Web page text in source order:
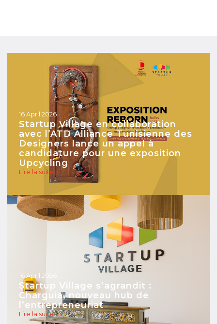
16 April 2026
Startup Village en collaboration
avec l’ATD Alliance Tunisienne des
Designers lance un appel à
candidature pour une exposition
Upcycling
Lire la suite
16 April 2026
Startup Village s’agrandit :
Charguia, nouveau hub de
l’entrepreneuriat
Lire la suite